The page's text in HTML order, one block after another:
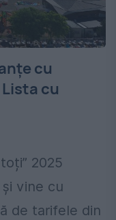
cu
cu
2025
vine cu
de tarifele din